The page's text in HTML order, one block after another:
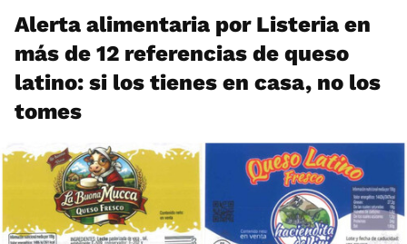
Alerta alimentaria por Listeria en
más de 12 referencias de queso
latino: si los tienes en casa, no los
tomes